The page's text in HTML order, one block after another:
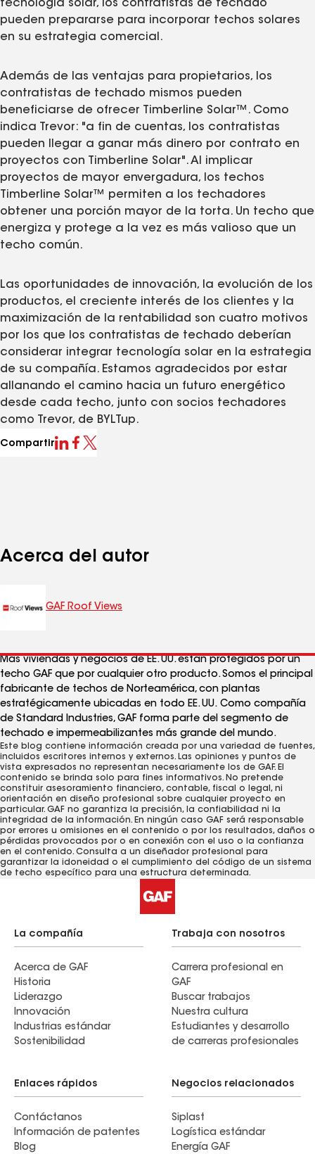
tecnología solar, los contratistas de techado
pueden prepararse para incorporar techos solares
en su estrategia comercial.
Además de las ventajas para propietarios, los
contratistas de techado mismos pueden
beneficiarse de ofrecer Timberline Solar™. Como
indica Trevor: "a fin de cuentas, los contratistas
pueden llegar a ganar más dinero por contrato en
proyectos con Timberline Solar". Al implicar
proyectos de mayor envergadura, los techos
Timberline Solar™ permiten a los techadores
obtener una porción mayor de la torta. Un techo que
energiza y protege a la vez es más valioso que un
techo común.
Las oportunidades de innovación, la evolución de los
productos, el creciente interés de los clientes y la
maximización de la rentabilidad son cuatro motivos
por los que los contratistas de techado deberían
considerar integrar tecnología solar en la estrategia
de su compañía. Estamos agradecidos por estar
allanando el camino hacia un futuro energético
desde cada techo, junto con socios techadores
como Trevor, de BYLTup.
Compartir
Acerca del autor
GAF Roof Views
Más viviendas y negocios de EE. UU. están protegidos por un
techo GAF que por cualquier otro producto. Somos el principal
fabricante de techos de Norteamérica, con plantas
estratégicamente ubicadas en todo EE. UU. Como compañía
de Standard Industries, GAF forma parte del segmento de
techado e impermeabilizantes más grande del mundo.
Este blog contiene información creada por una variedad de fuentes,
incluidos escritores internos y externos. Las opiniones y puntos de
vista expresados ​​no representan necesariamente los de GAF. El
contenido se brinda solo para fines informativos. No pretende
constituir asesoramiento financiero, contable, fiscal o legal, ni
orientación en diseño profesional sobre cualquier proyecto en
particular. GAF no garantiza la precisión, la confiabilidad ni la
integridad de la información. En ningún caso GAF será responsable
por errores u omisiones en el contenido o por los resultados, daños o
pérdidas provocados ​​por o en conexión con el uso o la confianza
en el contenido. Consulta a un diseñador profesional para
garantizar la idoneidad o el cumplimiento del código de un sistema
de techo específico para una estructura determinada.
La compañía
Acerca de GAF
Historia
Liderazgo
Innovación
Industrias estándar
Sostenibilidad
Trabaja con nosotros
Carrera profesional en
GAF
Buscar trabajos
Nuestra cultura
Estudiantes y desarrollo
de carreras profesionales
Enlaces rápidos
Contáctanos
Información de patentes
Blog
Negocios relacionados
Siplast
Logística estándar
Energía GAF